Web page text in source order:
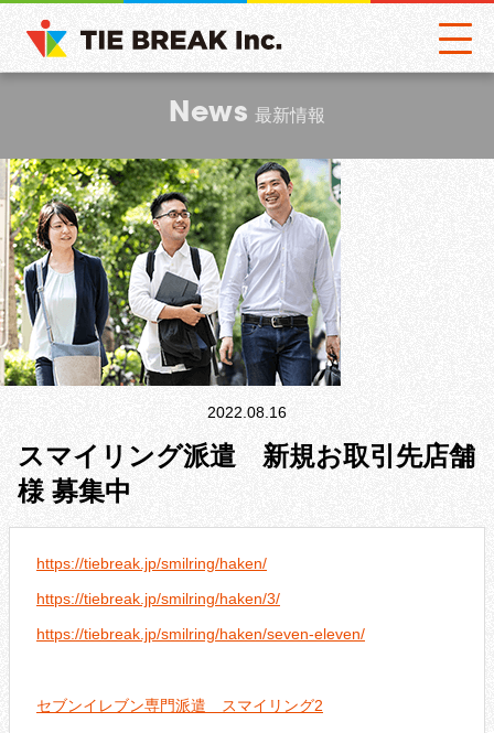
News 最新情報
2022.08.16
スマイリング派遣 新規お取引先店舗
様 募集中
https://tiebreak.jp/smilring/haken/
https://tiebreak.jp/smilring/haken/3/
https://tiebreak.jp/smilring/haken/seven-eleven/
セブンイレブン専門派遣 スマイリング2